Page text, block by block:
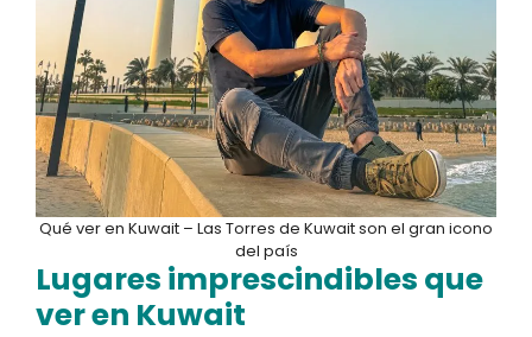
Qué ver en Kuwait – Las Torres de Kuwait son el gran icono
del país
Lugares imprescindibles que
ver en Kuwait